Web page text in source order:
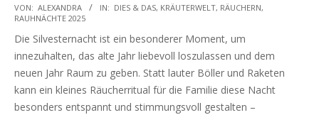
2025-
12-
29
VON: ALEXANDRA IN: DIES & DAS, KRÄUTERWELT, RÄUCHERN,
RAUHNÄCHTE 2025
Die Silvesternacht ist ein besonderer Moment, um
innezuhalten, das alte Jahr liebevoll loszulassen und dem
neuen Jahr Raum zu geben. Statt lauter Böller und Raketen
kann ein kleines Räucherritual für die Familie diese Nacht
besonders entspannt und stimmungsvoll gestalten –